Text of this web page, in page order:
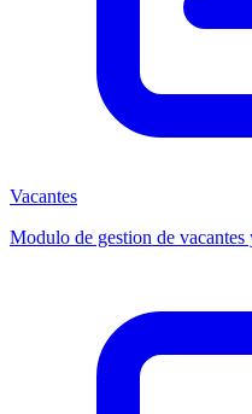
Vacantes
Modulo de gestion de